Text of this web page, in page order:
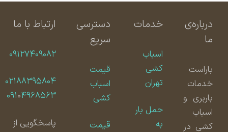
درباره‌ی
باراست
خدمات
باربری و
اسباب
کشی در
خدمات
اسباب
کشی
تهران
حمل بار
دسترسی
سریع
قیمت
اسباب
کشی
قیمت
ارتباط با ما
۰۹۱۲۷۴۰۹۰۸۲
۰۲۱۸۸۳۹۵۸۰۴
۰۹۱۰۴۹۶۸۵۶۳
پاسخگویی از